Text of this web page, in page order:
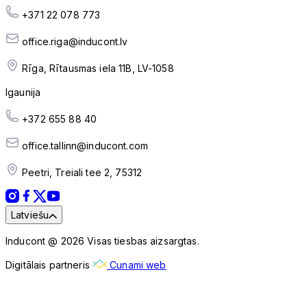
+371 22 078 773
office.riga@inducont.lv
Rīga, Rītausmas iela 11B, LV-1058
Igaunija
+372 655 88 40
office.tallinn@inducont.com
Peetri, Treiali tee 2, 75312
Latviešu
Inducont @ 2026 Visas tiesbas aizsargtas.
Digitālais partneris Cunami web